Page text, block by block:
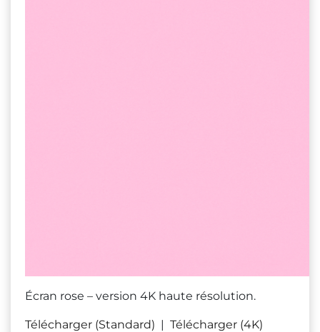
Écran rose – version 4K haute résolution.
Télécharger (Standard) | Télécharger (4K)